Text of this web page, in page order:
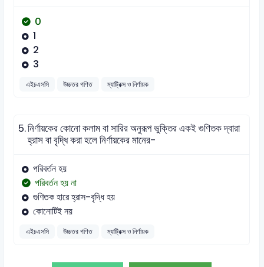
0
1
2
3
এইচএসসি উচ্চতর গণিত ম্যাট্রিক্স ও নির্ণায়ক
5.নির্ণায়কের কোনো কলাম বা সারির অনুরূপ ভুক্তির একই গুণিতক দ্বারা
হ্রাস বা বৃদ্ধি করা হলে নির্ণায়কের মানের-
পরিবর্তন হয়
পরিবর্তন হয় না
গুণিতক হারে হ্রাস-বৃদ্ধি হয়
কোনোটিই নয়
এইচএসসি উচ্চতর গণিত ম্যাট্রিক্স ও নির্ণায়ক